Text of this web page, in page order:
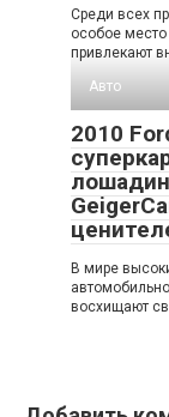
Среди всех
особое
привлекают
Авто
2010
В мире
восхищают